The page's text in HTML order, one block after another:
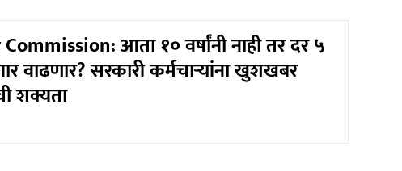
आता १० वर्षांनी नाही तर दर ५
वाढणार? सरकारी कर्मचाऱ्यांना खुशखबर
शक्यता